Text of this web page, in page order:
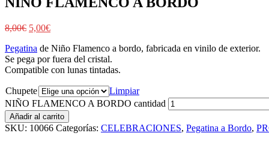
8,00€ 5,00€
Pegatina de Niño Flamenco a bordo, fabricada en vinilo de exterior.
Se pega por fuera del cristal.
Compatible con lunas tintadas.
Chupete
Limpiar
NIÑO FLAMENCO A BORDO cantidad
Añadir al carrito
SKU: 10066 Categorías: CELEBRACIONES, Pegatina a Bordo,